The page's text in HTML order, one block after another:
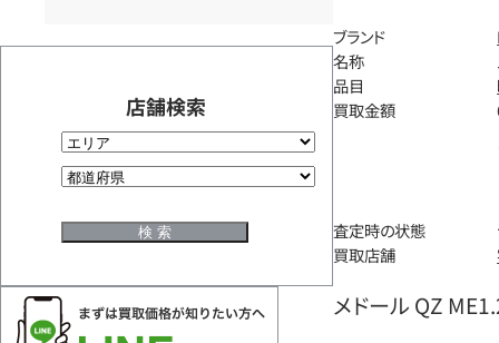
店舗検索
ブランド
名称
品目
買取金額
査定時の状態
買取店舗
メドール QZ